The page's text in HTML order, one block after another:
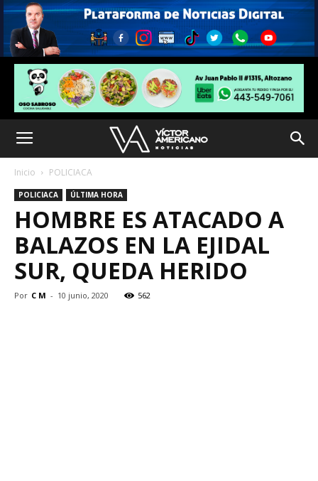
Inicio POLICIACA
POLICIACA ÚLTIMA HORA
HOMBRE ES ATACADO A
BALAZOS EN LA EJIDAL
SUR, QUEDA HERIDO
Por C M - 10 junio, 2020 562